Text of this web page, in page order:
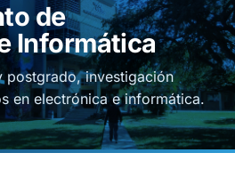
de
Informática
postgrado, investigación
en electrónica e informática.